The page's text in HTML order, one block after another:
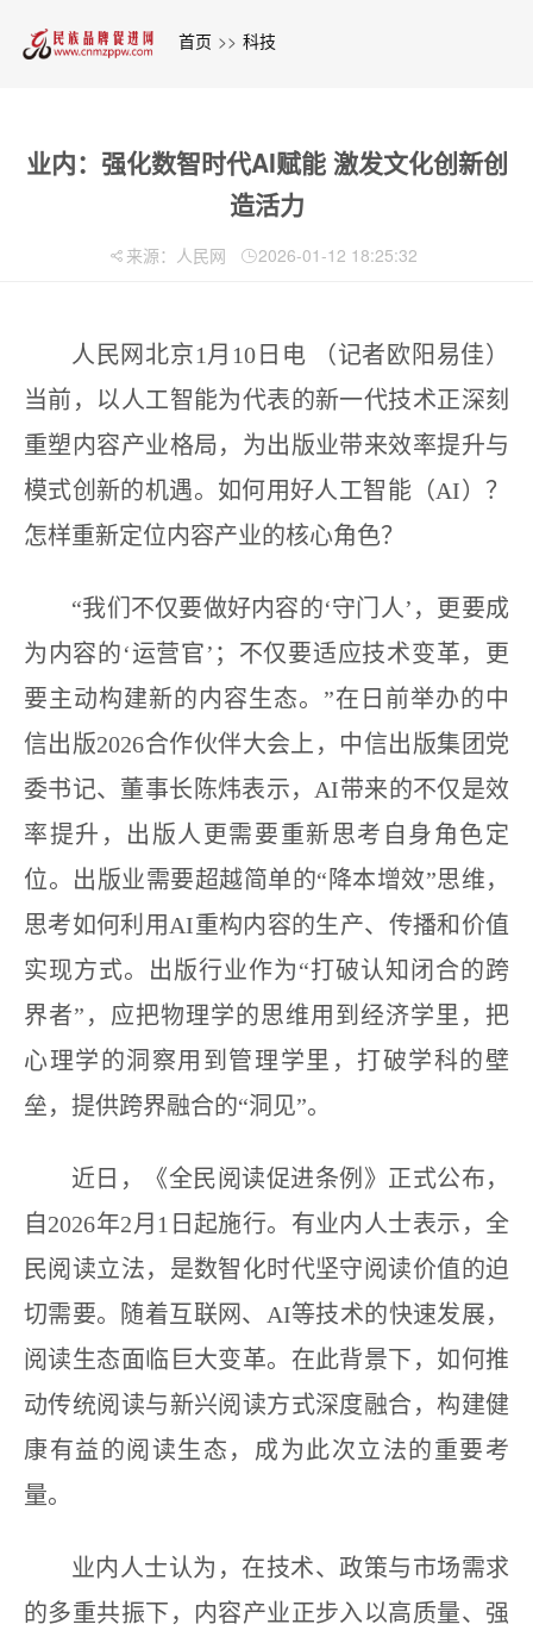
首页 >> 科技
业内：强化数智时代AI赋能 激发文化创新创
造活力
来源：人民网 2026-01-12 18:25:32
人民网北京1月10日电 （记者欧阳易佳）
当前，以人工智能为代表的新一代技术正深刻
重塑内容产业格局，为出版业带来效率提升与
模式创新的机遇。如何用好人工智能（AI）？
怎样重新定位内容产业的核心角色？
“我们不仅要做好内容的‘守门人’，更要成
为内容的‘运营官’；不仅要适应技术变革，更
要主动构建新的内容生态。”在日前举办的中
信出版2026合作伙伴大会上，中信出版集团党
委书记、董事长陈炜表示，AI带来的不仅是效
率提升，出版人更需要重新思考自身角色定
位。出版业需要超越简单的“降本增效”思维，
思考如何利用AI重构内容的生产、传播和价值
实现方式。出版行业作为“打破认知闭合的跨
界者”，应把物理学的思维用到经济学里，把
心理学的洞察用到管理学里，打破学科的壁
垒，提供跨界融合的“洞见”。
近日，《全民阅读促进条例》正式公布，
自2026年2月1日起施行。有业内人士表示，全
民阅读立法，是数智化时代坚守阅读价值的迫
切需要。随着互联网、AI等技术的快速发展，
阅读生态面临巨大变革。在此背景下，如何推
动传统阅读与新兴阅读方式深度融合，构建健
康有益的阅读生态，成为此次立法的重要考
量。
业内人士认为，在技术、政策与市场需求
的多重共振下，内容产业正步入以高质量、强